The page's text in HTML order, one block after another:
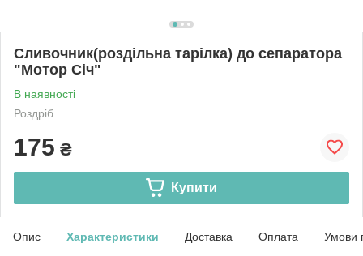
Сливочник(роздільна тарілка) до сепаратора
"Мотор Січ"
В наявності
Роздріб
175 ₴
Купити
Опис Характеристики Доставка Оплата Умови